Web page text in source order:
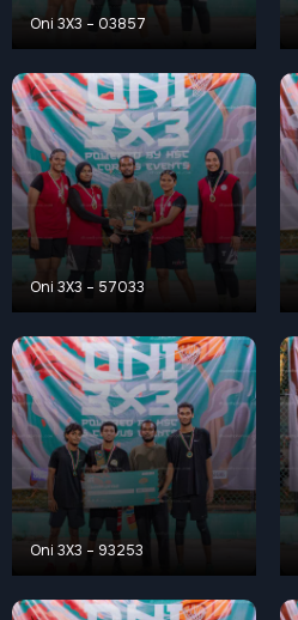
Oni 3X3 – 03857
Oni 3X3 – 57033
Oni 3X3 – 93253